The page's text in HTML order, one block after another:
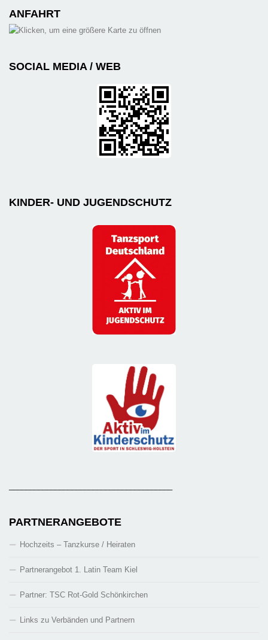
ANFAHRT
SOCIAL MEDIA / WEB
KINDER- UND JUGENDSCHUTZ
PARTNERANGEBOTE
Hochzeits – Tanzkurse / Heiraten
Partnerangebot 1. Latin Team Kiel
Partner: TSC Rot-Gold Schönkirchen
Links zu Verbänden und Partnern